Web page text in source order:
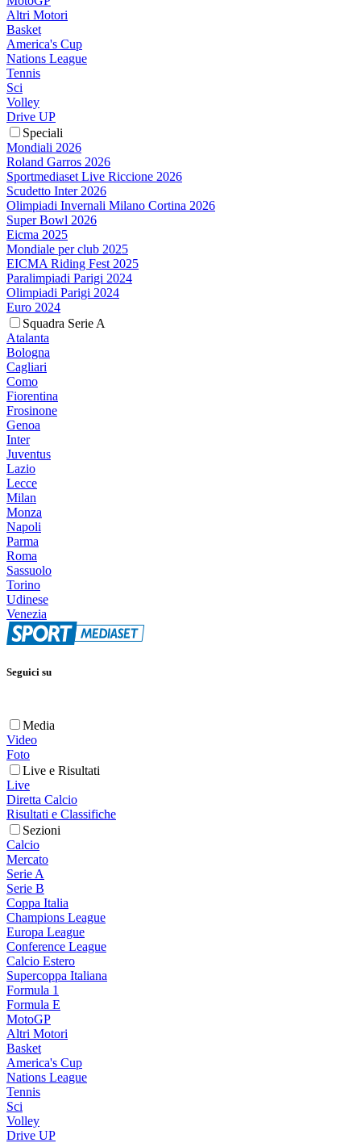
Altri Motori
Basket
America's Cup
Nations League
Tennis
Sci
Volley
Drive UP
Speciali
Mondiali 2026
Roland Garros 2026
Sportmediaset Live Riccione 2026
Scudetto Inter 2026
Olimpiadi Invernali Milano Cortina 2026
Super Bowl 2026
Eicma 2025
Mondiale per club 2025
EICMA Riding Fest 2025
Paralimpiadi Parigi 2024
Olimpiadi Parigi 2024
Euro 2024
Squadra Serie A
Atalanta
Bologna
Cagliari
Como
Fiorentina
Frosinone
Genoa
Inter
Juventus
Lazio
Lecce
Milan
Monza
Napoli
Parma
Roma
Sassuolo
Torino
Udinese
Venezia
Seguici su
Media
Video
Foto
Live e Risultati
Live
Diretta Calcio
Risultati e Classifiche
Sezioni
Calcio
Mercato
Serie A
Serie B
Coppa Italia
Champions League
Europa League
Conference League
Calcio Estero
Supercoppa Italiana
Formula 1
Formula E
MotoGP
Altri Motori
Basket
America's Cup
Nations League
Tennis
Sci
Volley
Drive UP